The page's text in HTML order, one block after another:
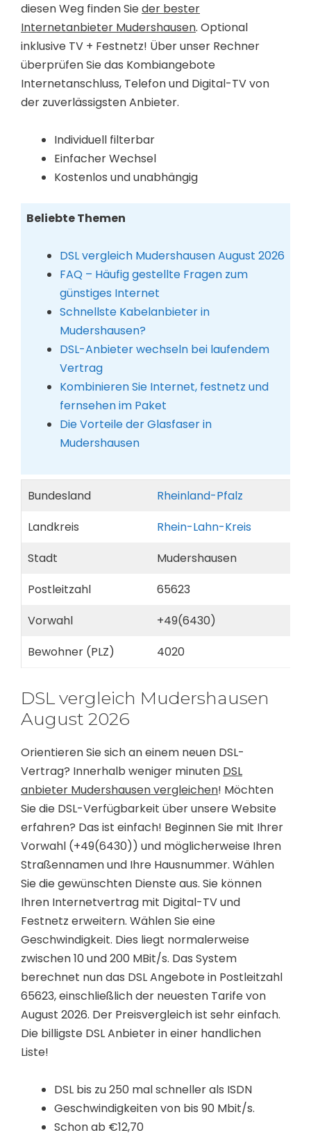
diesen Weg finden Sieder bester
Internetanbieter Mudershausen. Optional
inklusive TV + Festnetz! Über unser Rechner
überprüfen Sie das Kombiangebote
Internetanschluss, Telefon und Digital-TV von
der zuverlässigsten Anbieter.
Individuell filterbar
Einfacher Wechsel
Kostenlos und unabhängig
Beliebte Themen
DSL vergleich Mudershausen August 2026
FAQ – Häufig gestellte Fragen zum
günstiges Internet
Schnellste Kabelanbieter in
Mudershausen?
DSL-Anbieter wechseln bei laufendem
Vertrag
Kombinieren Sie Internet, festnetz und
fernsehen im Paket
Die Vorteile der Glasfaser in
Mudershausen
Bundesland
Rheinland-Pfalz
Landkreis
Rhein-Lahn-Kreis
Stadt
Mudershausen
Postleitzahl
65623
Vorwahl
+49(6430)
Bewohner (PLZ)
4020
DSL vergleich Mudershausen
August 2026
Orientieren Sie sich an einem neuen DSL-
Vertrag? Innerhalb weniger minuten DSL
anbieter Mudershausen vergleichen! Möchten
Sie die DSL-Verfügbarkeit über unsere Website
erfahren? Das ist einfach! Beginnen Sie mit Ihrer
Vorwahl (+49(6430)) und möglicherweise Ihren
Straßennamen und Ihre Hausnummer. Wählen
Sie die gewünschten Dienste aus. Sie können
Ihren Internetvertrag mit Digital-TV und
Festnetz erweitern. Wählen Sie eine
Geschwindigkeit. Dies liegt normalerweise
zwischen 10 und 200 MBit/s. Das System
berechnet nun das DSL Angebote in Postleitzahl
65623, einschließlich der neuesten Tarife von
August 2026. Der Preisvergleich ist sehr einfach.
Die billigste DSL Anbieter in einer handlichen
Liste!
DSL bis zu 250 mal schneller als ISDN
Geschwindigkeiten von bis 90 Mbit/s.
Schon ab €12,70